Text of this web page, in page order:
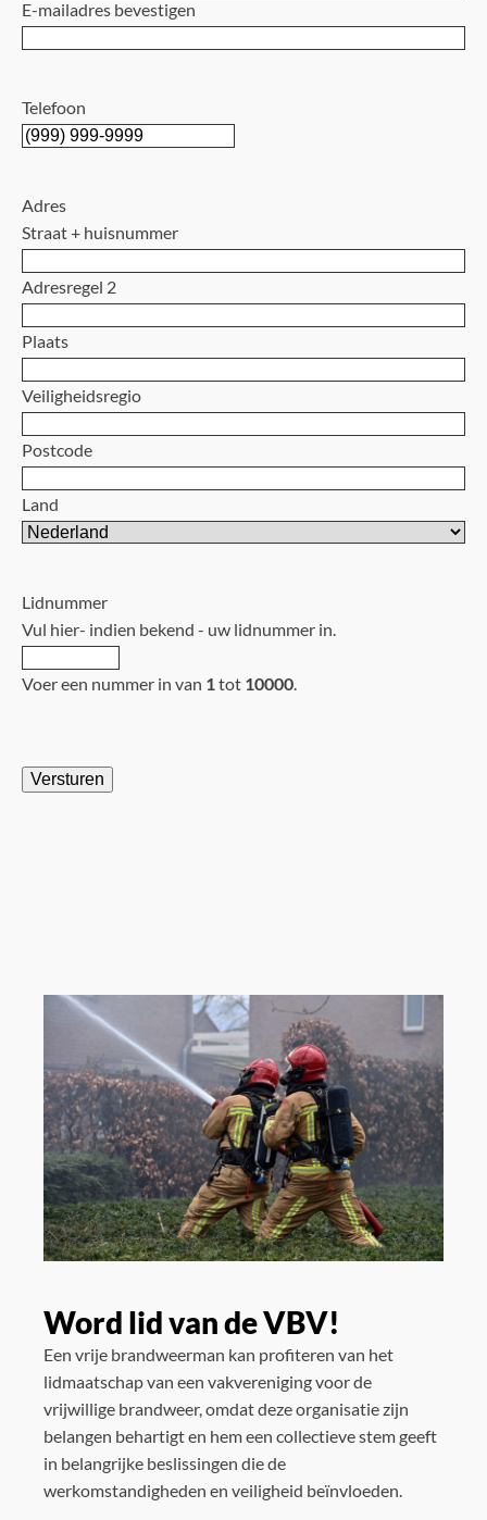
E-mailadres bevestigen
Telefoon
Adres
Straat + huisnummer
Adresregel 2
Plaats
Veiligheidsregio
Postcode
Land
Lidnummer
Vul hier- indien bekend - uw lidnummer in.
Voer een nummer in van 1tot 10000.
Versturen
Word lid van de VBV!
Een vrije brandweerman kan profiteren van het
lidmaatschap van een vakvereniging voor de
vrijwillige brandweer, omdat deze organisatie zijn
belangen behartigt en hem een collectieve stem geeft
in belangrijke beslissingen die de
werkomstandigheden en veiligheid beïnvloeden.